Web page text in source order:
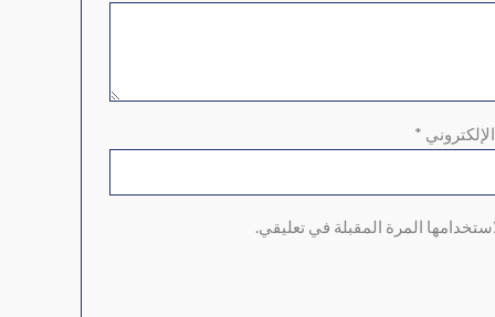
*
المرة المقبلة في تعليقي.